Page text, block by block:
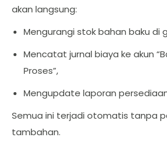
akan langsung:
Mengurangi stok bahan baku di
Mencatat jurnal biaya ke akun
Proses”,
Mengupdate laporan
Semua ini terjadi otomatis tanpa
tambahan.